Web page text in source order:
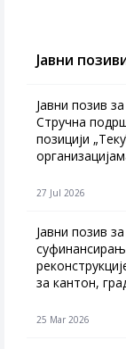
Јавни
Јавни позив
Стручна
позицији
27 Jul 2026
Jавни позив
за кантон,
25 Mar 2026